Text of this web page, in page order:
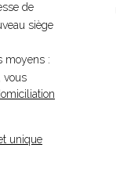
de
siège
moyens :
vous
unique